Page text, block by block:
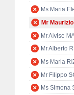
Ms Maria
Mr
Mr Alvise
Mr Alberto
Ms Maria
Mr Filippo
Ms Simona